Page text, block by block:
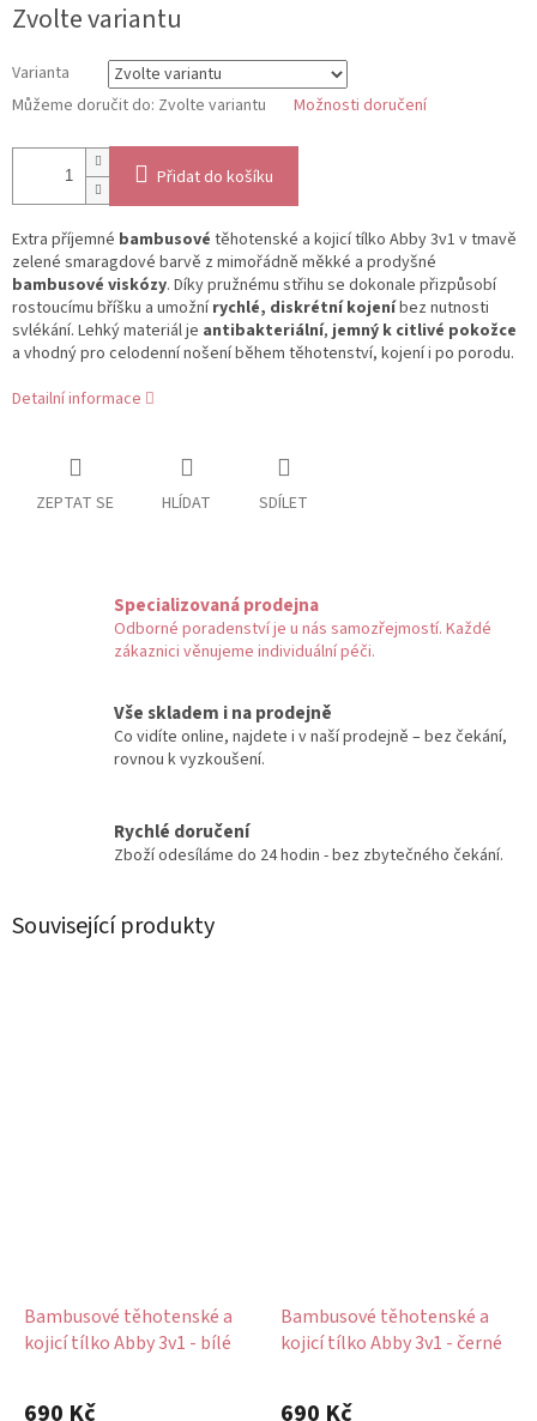
cena:
Zvolte variantu
Varianta
Můžeme doručit do: Zvolte variantu Možnosti doručení
Přidat do košíku
Extra příjemné bambusové těhotenské a kojicí tílko Abby 3v1 v tmavě
zelené smaragdové barvě z mimořádně měkké a prodyšné
bambusové viskózy. Díky pružnému střihu se dokonale přizpůsobí
rostoucímu bříšku a umožnírychlé, diskrétní kojeníbez nutnosti
svlékání. Lehký materiál je antibakteriální, jemný k citlivé pokožce
a vhodný pro celodenní nošení během těhotenství, kojení i po porodu.
Detailní informace
ZEPTAT SE HLÍDAT SDÍLET
Specializovaná prodejna
Odborné poradenství je u nás samozřejmostí. Každé
zákaznici věnujeme individuální péči.
Vše skladem i na prodejně
Co vidíte online, najdete i v naší prodejně – bez čekání,
rovnou k vyzkoušení.
Rychlé doručení
Zboží odesíláme do 24 hodin - bez zbytečného čekání.
Související produkty
Bambusové těhotenské a
kojicí tílko Abby 3v1 - bílé
690 Kč
Bambusové těhotenské a
kojicí tílko Abby 3v1 - černé
hodnocení
690 Kč